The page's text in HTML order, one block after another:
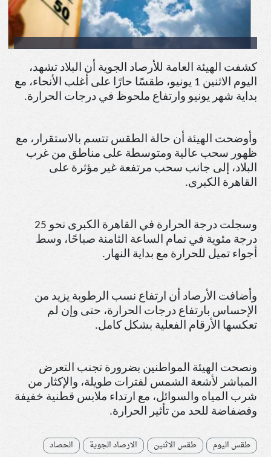
كشفت الهيئة العامة للأرصاد الجوية أن البلاد تشهد،
اليوم الاثنين 1 يونيو، طقسًا حارًا على أغلب الأنحاء، مع
بداية شهر يونيو وارتفاع ملحوظ في درجات الحرارة.
وأوضحت الهيئة أن حالة الطقس تتسم بالاستقرار، مع
ظهور سحب عالية ومتوسطة على مناطق من غرب
البلاد، إلى جانب سحب مرتفعة غير مؤثرة على
القاهرة الكبرى.
وسجلت درجة الحرارة في القاهرة الكبرى نحو 25
درجة مئوية في تمام الساعة الثامنة صباحًا، وسط
أجواء تميل للحرارة مع بداية النهار .
وأضافت الأرصاد أن ارتفاع نسب الرطوبة يزيد من
الإحساس بارتفاع درجات الحرارة، حتى وإن لم
تعكسها الأرقام الفعلية بشكل كامل.
ونصحت الهيئة المواطنين بضرورة تجنب التعرض
المباشر لأشعة الشمس لفترات طويلة، والإكثار من
شرب المياه والسوائل، مع ارتداء ملابس قطنية خفيفة
وفضفاضة للحد من تأثير الحرارة.
طقس اليوم طقس الاثنين الارصاد الجوية
الحصاد